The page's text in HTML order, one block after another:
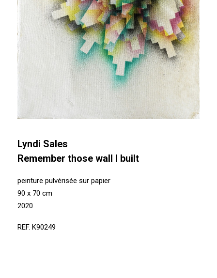
Lyndi Sales
Remember those wall I built
peinture pulvérisée sur papier
90 x 70 cm
2020
REF. K90249